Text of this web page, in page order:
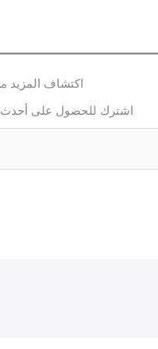
اكتشاف المزيد
اشترك للحصول على أحدث